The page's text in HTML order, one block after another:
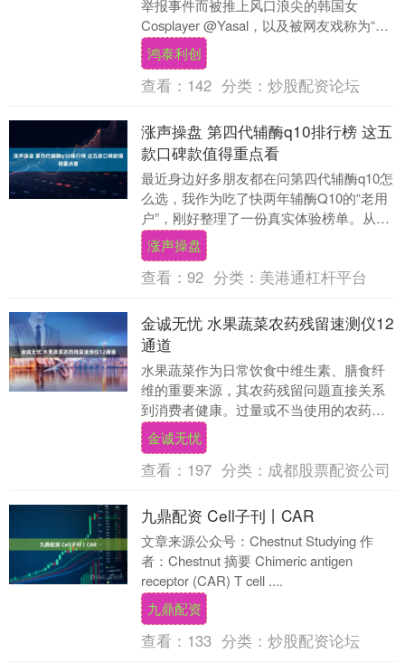
举报事件而被推上风口浪尖的韩国女
Cosplayer @Yasal，以及被网友戏称为“原
图哥”的一位摄影师外，讨论也未曾间
断。....
鸿泰利创
查看： 142 分类： 炒股配资论坛
涨声操盘 第四代辅酶q10排行榜 这五
款口碑款值得重点看
最近身边好多朋友都在问第四代辅酶q10怎
么选，我作为吃了快两年辅酶Q10的“老用
户”，刚好整理了一份真实体验榜单。从成
分、吸收、适用人群到口碑，把市面上热
度高的....
涨声操盘
查看： 92 分类： 美港通杠杆平台
金诚无忧 水果蔬菜农药残留速测仪12
通道
水果蔬菜作为日常饮食中维生素、膳食纤
维的重要来源，其农药残留问题直接关系
到消费者健康。过量或不当使用的农药可
能残留在果蔬表面或内部，长期摄入会对
人体肝肾、神经系....
金诚无忧
查看： 197 分类： 成都股票配资公司
九鼎配资 Cell子刊丨CAR
文章来源公众号：Chestnut Studying 作
者：Chestnut 摘要 Chimeric antigen
receptor (CAR) T cell ....
九鼎配资
查看： 133 分类： 炒股配资论坛